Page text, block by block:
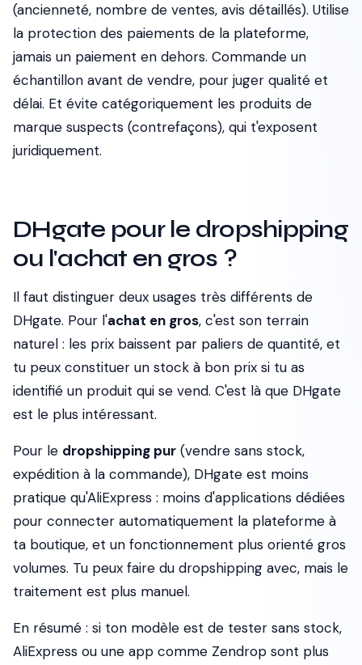
(ancienneté, nombre de ventes, avis détaillés). Utilise
la protection des paiements de la plateforme,
jamais un paiement en dehors. Commande un
échantillon avant de vendre, pour juger qualité et
délai. Et évite catégoriquement les produits de
marque suspects (contrefaçons), qui t'exposent
juridiquement.
DHgate pour le dropshipping
ou l'achat en gros ?
Il faut distinguer deux usages très différents de
DHgate. Pour l'achat en gros, c'est son terrain
naturel : les prix baissent par paliers de quantité, et
tu peux constituer un stock à bon prix si tu as
identifié un produit qui se vend. C'est là que DHgate
est le plus intéressant.
Pour le dropshipping pur (vendre sans stock,
expédition à la commande), DHgate est moins
pratique qu'AliExpress : moins d'applications dédiées
pour connecter automatiquement la plateforme à
ta boutique, et un fonctionnement plus orienté gros
volumes. Tu peux faire du dropshipping avec, mais le
traitement est plus manuel.
En résumé : si ton modèle est de tester sans stock,
AliExpress ou une app comme Zendrop sont plus